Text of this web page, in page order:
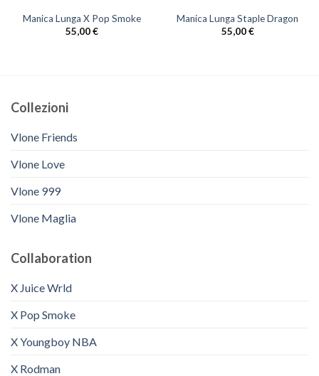
Manica Lunga X Pop Smoke
55,00€
Manica Lunga Staple Dragon
55,00€
Collezioni
Vlone Friends
Vlone Love
Vlone 999
Vlone Maglia
Collaboration
X Juice Wrld
X Pop Smoke
X Youngboy NBA
X Rodman